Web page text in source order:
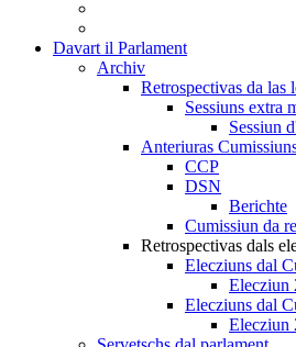
Davart il Parlament
Archiv
Retrospectivas da las
Sessiuns extra
Sessiun
Anteriuras
CCP
DSN
Berichte
Cumissiun da
Retrospectivas dals
Elecziuns dal
Elecziun
Elecziuns dal
Elecziun